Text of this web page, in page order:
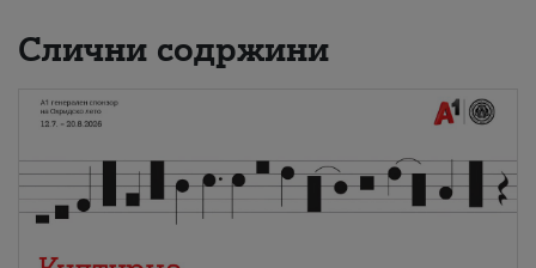
Слични содржини